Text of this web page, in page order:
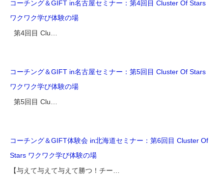
コーチング＆GIFT in名古屋セミナー：第4回目 Cluster Of Stars
ワクワク学び体験の場
第4回目 Clu…
コーチング＆GIFT in名古屋セミナー：第5回目 Cluster Of Stars
ワクワク学び体験の場
第5回目 Clu…
コーチング＆GIFT体験会 in北海道セミナー：第6回目 Cluster Of
Stars ワクワク学び体験の場
【与えて与えて与えて勝つ！チー…